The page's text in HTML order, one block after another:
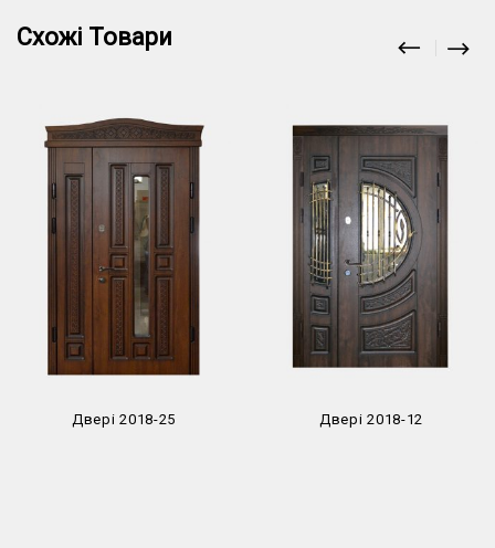
Схожі Товари
Двері 2018-25 Двері 2018-12